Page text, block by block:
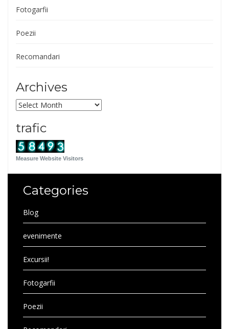
Fotogarfii
Poezii
Recomandari
Archives
Archives
trafic
Measure Website Visitors
Categories
Blog
evenimente
Excursii!
Fotogarfii
Poezii